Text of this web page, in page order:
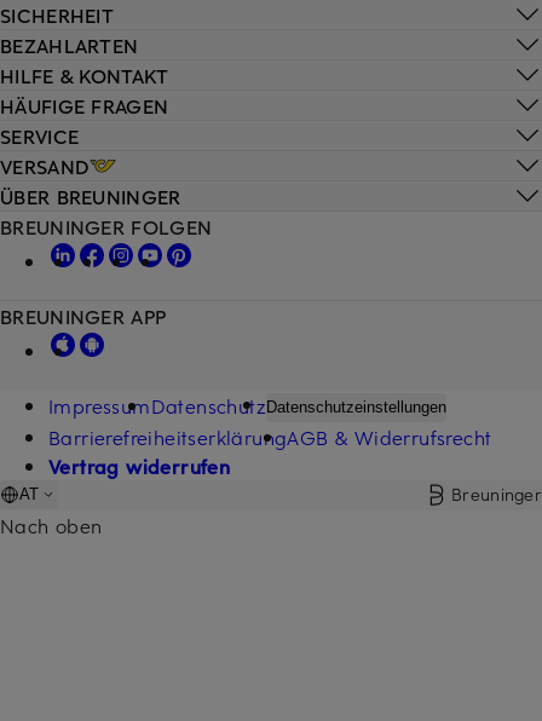
HILFE & KONTAKT
HÄUFIGE FRAGEN
SERVICE
VERSAND
SICHERHEIT
BEZAHLARTEN
ÜBER BREUNINGER
BREUNINGER FOLGEN
BREUNINGER APP
ImpressumDatenschutz Datenschutzeinstellungen
BarrierefreiheitserklärungAGB & Widerrufsrecht
Vertrag widerrufen
AT Breuninger
Nach oben